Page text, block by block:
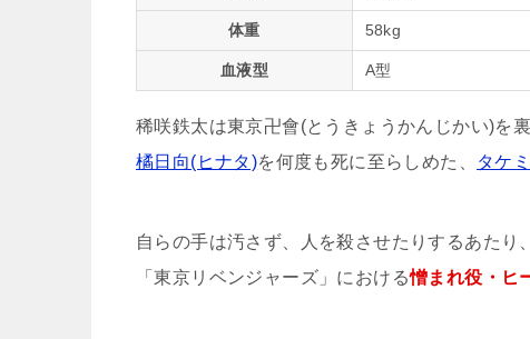
体重 58kg
血液型 A型
稀咲鉄太は東京卍會(とうきょうかんじかい)を
橘日向(ヒナタ)を何度も死に至らしめた、 タケ
自らの手は汚さず、人を殺させたりするあたり、
「東京リベンジャーズ」における憎まれ役・ヒ